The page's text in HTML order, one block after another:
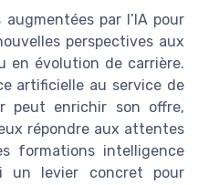
par l’IA pour
perspectives aux
en évolution de carrière.
artificielle au service de
peut enrichir son offre,
répondre aux attentes
formations intelligence
un levier concret pour